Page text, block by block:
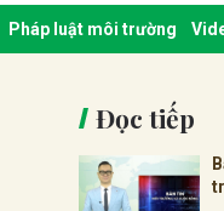
Pháp luật môi trường
Đọc tiếp